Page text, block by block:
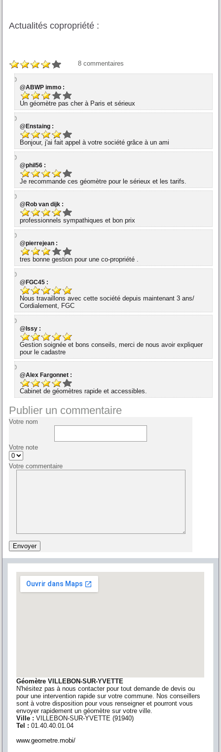
Actualités copropriété :
8 commentaires
@ABWP immo :
Un géomètre pas cher à Paris et sérieux
@Enstaing :
Bonjour, j'ai fait appel à votre société grâce à un ami
@phil56 :
Je recommande ces géomètre pour le sérieux et les tarifs.
@Rob van dijk :
professionnels sympathiques et bon prix
@pierrejean :
tres bonne gestion pour une co-propriété .
@FGC45 :
Nous travaillons avec cette société depuis maintenant 3 ans/
Cordialement, FGC
@Issy :
Gestion soignée et bons conseils, merci de nous avoir expliquer
pour le cadastre
@Alex Fargonnet :
Cabinet de géomètres rapide et accessibles.
Publier un commentaire
Votre nom
Votre note
Votre commentaire
Géomètre VILLEBON-SUR-YVETTE
N'hésitez pas à nous contacter pour tout demande de devis ou
pour une intervention rapide sur votre commune. Nos conseillers
sont à votre disposition pour vous renseigner et pourront vous
envoyer rapidement un géomètre sur votre ville.
Ville :VILLEBON-SUR-YVETTE (91940)
Tel :01.40.40.01.04
www.geometre.mobi/